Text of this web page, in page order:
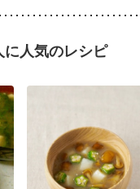
人気のレシピ